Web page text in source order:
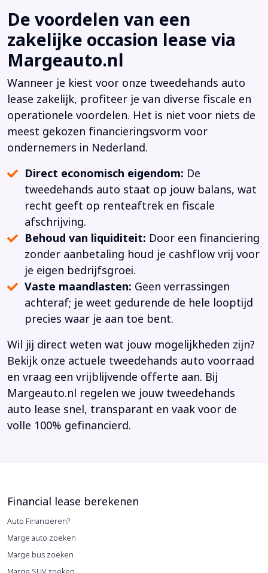
De voordelen van een
zakelijke occasion lease via
Margeauto.nl
Wanneer je kiest voor onze tweedehands auto
lease zakelijk, profiteer je van diverse fiscale en
operationele voordelen. Het is niet voor niets de
meest gekozen financieringsvorm voor
ondernemers in Nederland.
Direct economisch eigendom: De
tweedehands auto staat op jouw balans, wat
recht geeft op renteaftrek en fiscale
afschrijving.
Behoud van liquiditeit: Door een financiering
zonder aanbetaling houd je cashflow vrij voor
je eigen bedrijfsgroei.
Vaste maandlasten: Geen verrassingen
achteraf; je weet gedurende de hele looptijd
precies waar je aan toe bent.
Wil jij direct weten wat jouw mogelijkheden zijn?
Bekijk onze actuele tweedehands auto voorraad
en vraag een vrijblijvende offerte aan. Bij
Margeauto.nl regelen we jouw tweedehands
auto lease snel, transparant en vaak voor de
volle 100% gefinancierd.
Financial lease berekenen
Auto Financieren?
Marge auto zoeken
Marge bus zoeken